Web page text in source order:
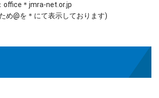
office＊jmra-net.or.jp
め@を＊にて表示しております)